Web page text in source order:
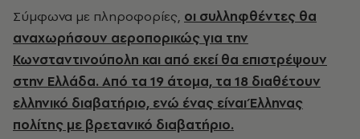
Σύμφωνα με πληροφορίες, οι συλληφθέντες θα
αναχωρήσουν αεροπορικώς για την
Κωνσταντινούπολη και από εκεί θα επιστρέψουν
στην Ελλάδα. Από τα 19 άτομα, τα 18 διαθέτουν
ελληνικό διαβατήριο, ενώ ένας είναι Έλληνας
πολίτης με βρετανικό διαβατήριο.